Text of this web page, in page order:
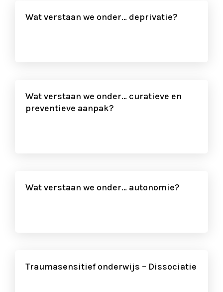
Wat verstaan we onder… deprivatie?
Wat verstaan we onder… curatieve en
preventieve aanpak?
Wat verstaan we onder… autonomie?
Traumasensitief onderwijs – Dissociatie